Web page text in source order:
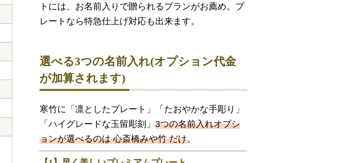
トには、お名前入りで贈られるプランがお薦め。プ
レートなら特急仕上げ対応も出来ます。
選べる3つの名前入れ(オプション代金
が加算されます)
寒竹に「凛としたプレート」「たおやかな手彫り」
「ハイグレードな玉留彫刻」 3つの名前入れオプシ
ョンが選べるのは 心斎橋みや竹 だけ。